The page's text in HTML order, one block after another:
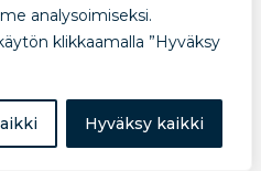
analysoimiseksi.
klikkaamalla ”Hyväksy
Hyväksy kaikki